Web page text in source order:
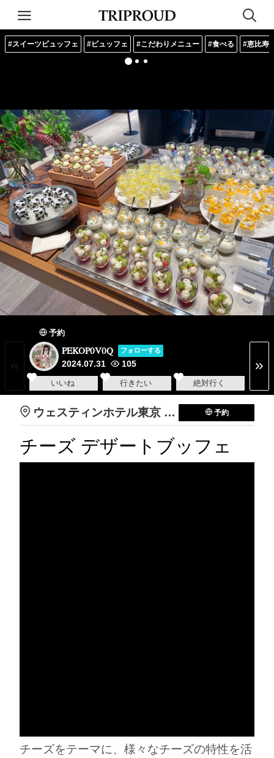
#スイーツビュッフェ #ビュッフェ #こだわりメニュー #食べる #恵比寿
予約
PEKOP0V0Q フォローする
2024.07.31 105
いいね 行きたい 絶対行く
ウェスティンホテル東京 ザ テラス
チーズ デザートブッフェ
予約
チーズをテーマに、様々なチーズの特性を活